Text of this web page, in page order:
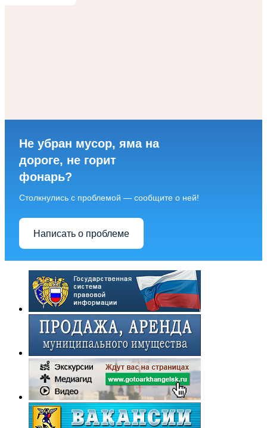
Не убран мусор, яма на
дороге, не горит
фонарь?
Столкнулись с проблемой — сообщите о ней!
Написать о проблеме